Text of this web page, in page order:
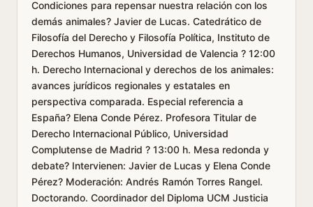
Condiciones para repensar nuestra relación con los
demás animales? Javier de Lucas. Catedrático de
Filosofía del Derecho y Filosofía Política, Instituto de
Derechos Humanos, Universidad de Valencia ? 12:00
h. Derecho Internacional y derechos de los animales:
avances jurídicos regionales y estatales en
perspectiva comparada. Especial referencia a
España? Elena Conde Pérez. Profesora Titular de
Derecho Internacional Público, Universidad
Complutense de Madrid ? 13:00 h. Mesa redonda y
debate? Intervienen: Javier de Lucas y Elena Conde
Pérez? Moderación: Andrés Ramón Torres Rangel.
Doctorando. Coordinador del Diploma UCM Justicia